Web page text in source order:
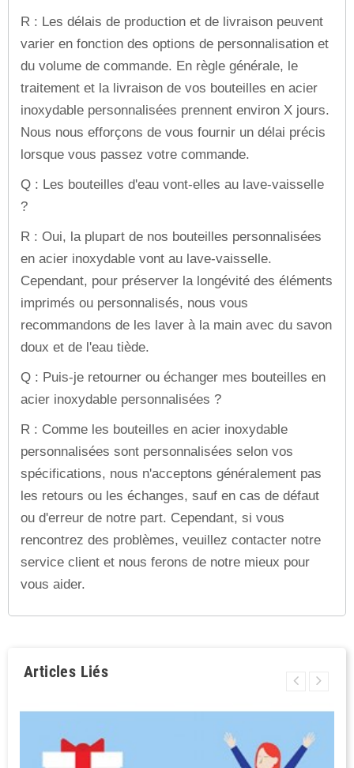
R : Les délais de production et de livraison peuvent
varier en fonction des options de personnalisation et
du volume de commande. En règle générale, le
traitement et la livraison de vos bouteilles en acier
inoxydable personnalisées prennent environ X jours.
Nous nous efforçons de vous fournir un délai précis
lorsque vous passez votre commande.
Q : Les bouteilles d'eau vont-elles au lave-vaisselle
?
R : Oui, la plupart de nos bouteilles personnalisées
en acier inoxydable vont au lave-vaisselle.
Cependant, pour préserver la longévité des éléments
imprimés ou personnalisés, nous vous
recommandons de les laver à la main avec du savon
doux et de l'eau tiède.
Q : Puis-je retourner ou échanger mes bouteilles en
acier inoxydable personnalisées ?
R : Comme les bouteilles en acier inoxydable
personnalisées sont personnalisées selon vos
spécifications, nous n'acceptons généralement pas
les retours ou les échanges, sauf en cas de défaut
ou d'erreur de notre part. Cependant, si vous
rencontrez des problèmes, veuillez contacter notre
service client et nous ferons de notre mieux pour
vous aider.
Articles Liés